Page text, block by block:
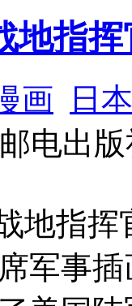
地指挥
画
日本
电出
地指
军事